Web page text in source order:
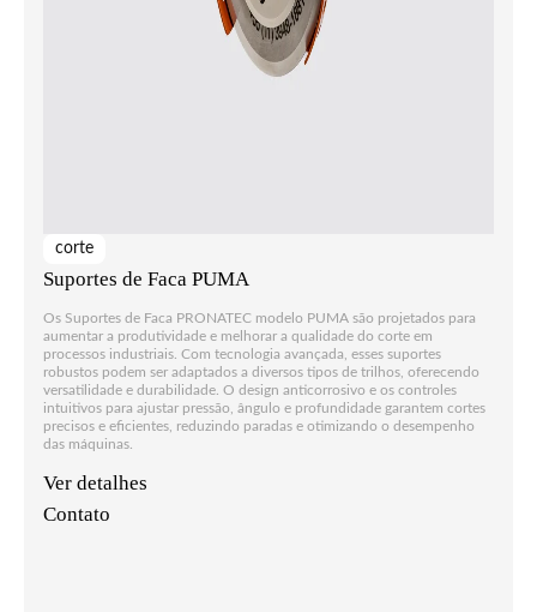
corte
Suportes de Faca PUMA
Os Suportes de Faca PRONATEC modelo PUMA são projetados para
aumentar a produtividade e melhorar a qualidade do corte em
processos industriais. Com tecnologia avançada, esses suportes
robustos podem ser adaptados a diversos tipos de trilhos, oferecendo
versatilidade e durabilidade. O design anticorrosivo e os controles
intuitivos para ajustar pressão, ângulo e profundidade garantem cortes
precisos e eficientes, reduzindo paradas e otimizando o desempenho
das máquinas.
Ver detalhes
Contato